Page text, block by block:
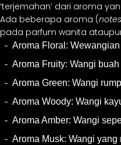
‘terjemahan’ dari aroma
Ada beberapa aroma (notes
pada parfum wanita
Aroma Floral:
Aroma Fruity: Wangi
Aroma Green: Wangi
Aroma Woody: Wangi
Aroma Amber: Wangi
Aroma Musk: Wangi yang